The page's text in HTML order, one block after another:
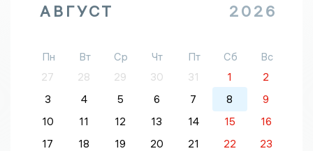
АВГУСТ 2026
Пн Вт Ср Чт Пт Сб
Вс
27
28 29 30 31 1
2
3
4 5 6 7 8
9
10
11 12 13 14 15
16
17
18 19 20 21 22
23